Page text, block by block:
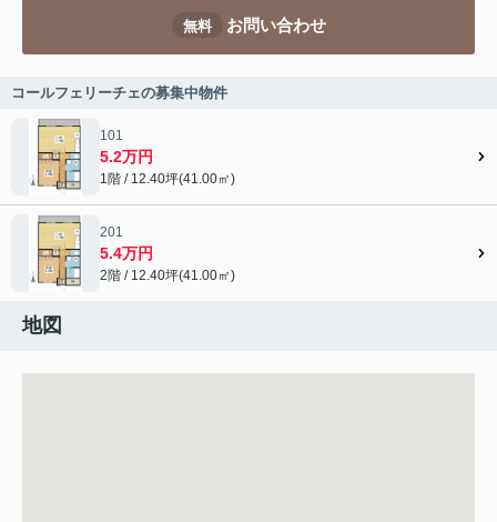
無料 お問い合わせ
コールフェリーチェの募集中物件
101
5.2万円
1階 / 12.40坪(41.00㎡)
201
5.4万円
2階 / 12.40坪(41.00㎡)
地図